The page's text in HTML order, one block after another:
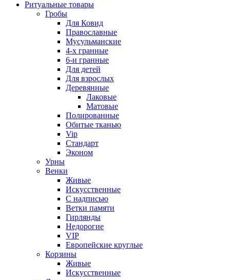
Ритуальные товары
Гробы
Для Ковид
Православные
Мусульманские
4-х гранные
6-и гранные
Для детей
Для взрослых
Деревянные
Лаковые
Матовые
Полированные
Обитые тканью
Vip
Стандарт
Эконом
Урны
Венки
Живые
Искусственные
С надписью
Ветки памяти
Гирлянды
Недорогие
VIP
Европейские круглые
Корзины
Живые
Искусственные